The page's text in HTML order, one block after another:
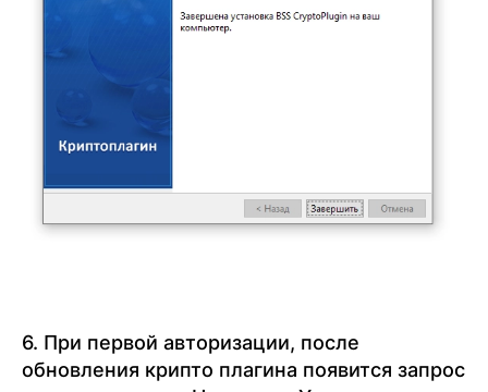
6. При первой авторизации, после
обновления крипто плагина появится запрос